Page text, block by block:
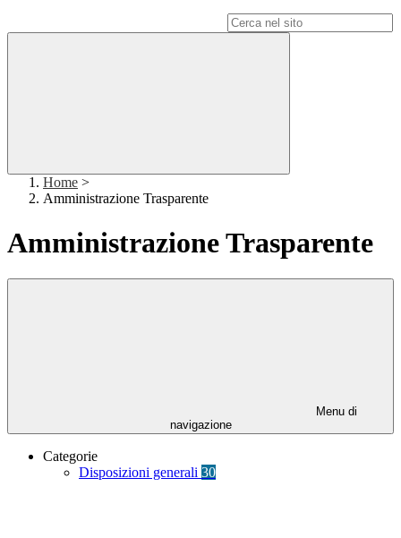
Home >
Amministrazione Trasparente
Amministrazione Trasparente
Menu di
navigazione
Categorie
Disposizioni generali 30